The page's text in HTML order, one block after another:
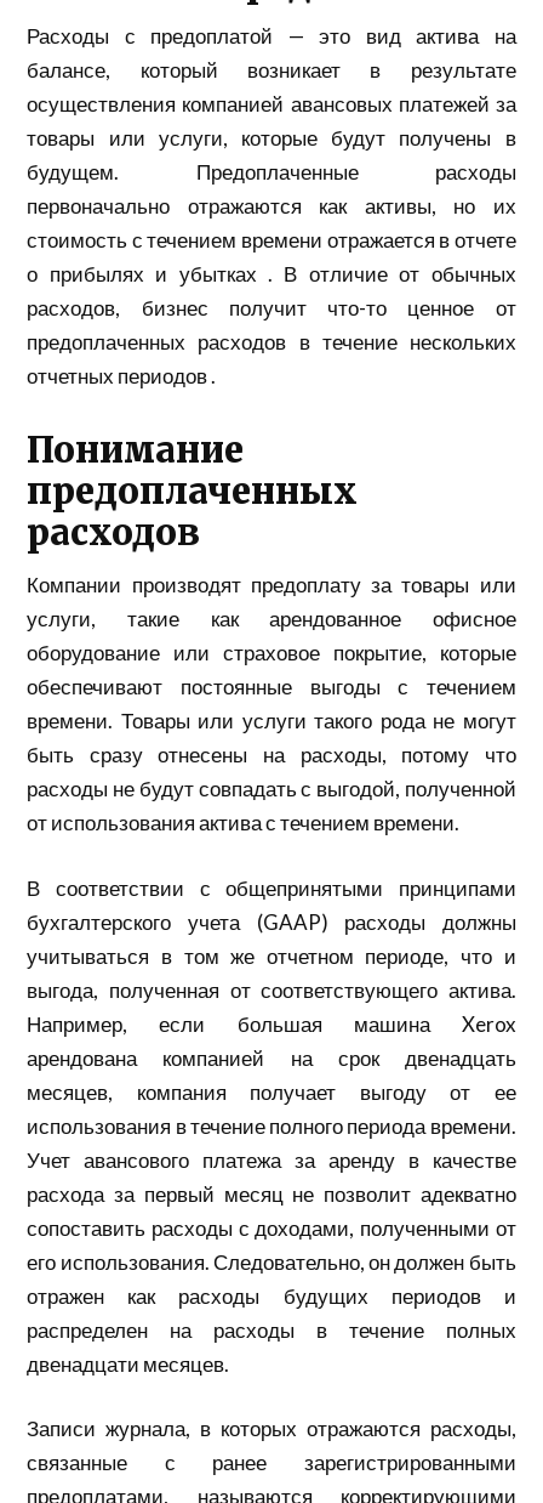
Расходы с предоплатой — это вид актива на
балансе, который возникает в результате
осуществления компанией авансовых платежей за
товары или услуги, которые будут получены в
будущем. Предоплаченные расходы
первоначально отражаются как активы, но их
стоимость с течением времени отражается в отчете
о прибылях и убытках . В отличие от обычных
расходов, бизнес получит что-то ценное от
предоплаченных расходов в течение нескольких
отчетных периодов .
Понимание
предоплаченных
расходов
Компании производят предоплату за товары или
услуги, такие как арендованное офисное
оборудование или страховое покрытие, которые
обеспечивают постоянные выгоды с течением
времени. Товары или услуги такого рода не могут
быть сразу отнесены на расходы, потому что
расходы не будут совпадать с выгодой, полученной
от использования актива с течением времени.
В соответствии с общепринятыми принципами
бухгалтерского учета (GAAP) расходы должны
учитываться в том же отчетном периоде, что и
выгода, полученная от соответствующего актива.
Например, если большая машина Xerox
арендована компанией на срок двенадцать
месяцев, компания получает выгоду от ее
использования в течение полного периода времени.
Учет авансового платежа за аренду в качестве
расхода за первый месяц не позволит адекватно
сопоставить расходы с доходами, полученными от
его использования. Следовательно, он должен быть
отражен как расходы будущих периодов и
распределен на расходы в течение полных
двенадцати месяцев.
Записи журнала, в которых отражаются расходы,
связанные с ранее зарегистрированными
предоплатами, называются корректирующими